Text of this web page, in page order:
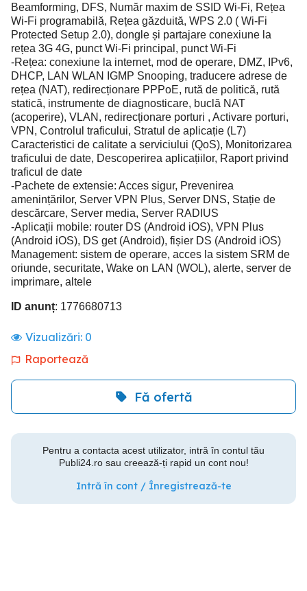
Beamforming, DFS, Număr maxim de SSID Wi-Fi, Rețea
Wi-Fi programabilă, Rețea găzduită, WPS 2.0 ( Wi-Fi
Protected Setup 2.0), dongle și partajare conexiune la
rețea 3G 4G, punct Wi-Fi principal, punct Wi-Fi
-Rețea: conexiune la internet, mod de operare, DMZ, IPv6,
DHCP, LAN WLAN IGMP Snooping, traducere adrese de
rețea (NAT), redirecționare PPPoE, rută de politică, rută
statică, instrumente de diagnosticare, buclă NAT
(acoperire), VLAN, redirecționare porturi , Activare porturi,
VPN, Controlul traficului, Stratul de aplicație (L7)
Caracteristici de calitate a serviciului (QoS), Monitorizarea
traficului de date, Descoperirea aplicațiilor, Raport privind
traficul de date
-Pachete de extensie: Acces sigur, Prevenirea
amenințărilor, Server VPN Plus, Server DNS, Stație de
descărcare, Server media, Server RADIUS
-Aplicații mobile: router DS (Android iOS), VPN Plus
(Android iOS), DS get (Android), fișier DS (Android iOS)
Management: sistem de operare, acces la sistem SRM de
oriunde, securitate, Wake on LAN (WOL), alerte, server de
imprimare, altele
ID anunț: 1776680713
Vizualizări: 0
Raportează
Fă ofertă
Pentru a contacta acest utilizator, intră în contul tău
Publi24.ro sau creează-ți rapid un cont nou!
Intră în cont / Înregistrează-te